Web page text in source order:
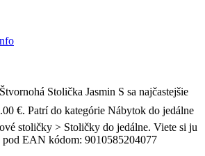
Stolička Jasmin S sa najčastejšie
€. Patrí do kategórie Nábytok do jedálne
stoličky > Stoličky do jedálne. Viete si ju
EAN kódom: 9010585204077